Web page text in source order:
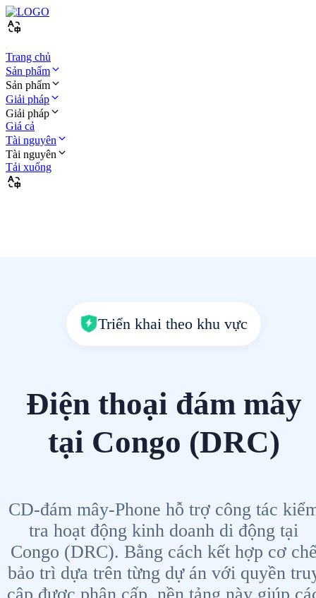
Trang chủ
Sản phẩm
Sản phẩm
Giải pháp
Giải pháp
Giá cả
Tài nguyên
Tài nguyên
Tải xuống
Triển khai theo khu vực
Điện thoại đám mây
tại Congo (DRC)
CD-đám mây-Phone hỗ trợ công tác
tra hoạt động kinh doanh di động tại
Congo (DRC). Bằng cách kết hợp cơ
bảo trì dựa trên từng dự án với quyền
cập được phân cấp, nền tảng này giúp